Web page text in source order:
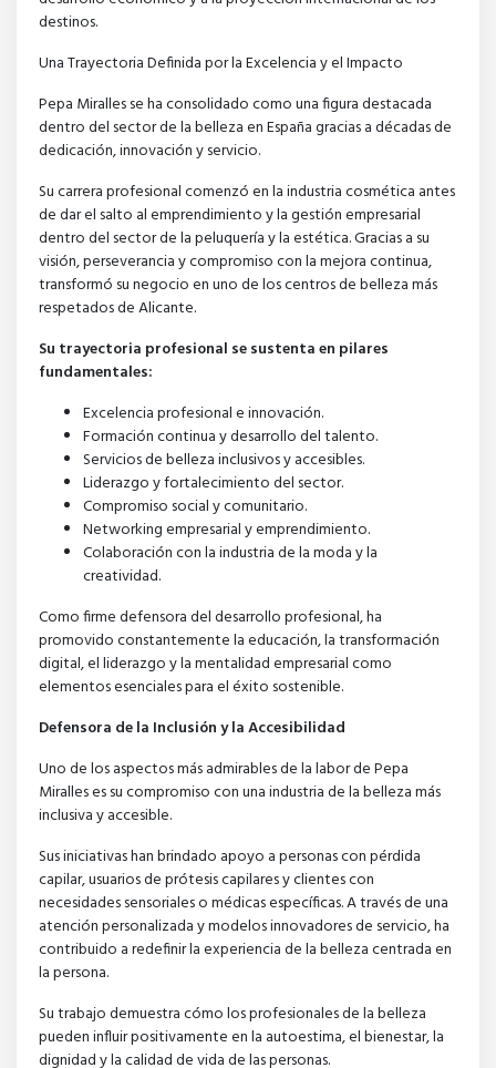
destinos.
Una Trayectoria Definida por la Excelencia y el Impacto
Pepa Miralles se ha consolidado como una figura destacada
dentro del sector de la belleza en España gracias a décadas de
dedicación, innovación y servicio.
Su carrera profesional comenzó en la industria cosmética antes
de dar el salto al emprendimiento y la gestión empresarial
dentro del sector de la peluquería y la estética. Gracias a su
visión, perseverancia y compromiso con la mejora continua,
transformó su negocio en uno de los centros de belleza más
respetados de Alicante.
Su trayectoria profesional se sustenta en pilares
fundamentales:
Excelencia profesional e innovación.
Formación continua y desarrollo del talento.
Servicios de belleza inclusivos y accesibles.
Liderazgo y fortalecimiento del sector.
Compromiso social y comunitario.
Networking empresarial y emprendimiento.
Colaboración con la industria de la moda y la
creatividad.
Como firme defensora del desarrollo profesional, ha
promovido constantemente la educación, la transformación
digital, el liderazgo y la mentalidad empresarial como
elementos esenciales para el éxito sostenible.
Defensora de la Inclusión y la Accesibilidad
Uno de los aspectos más admirables de la labor de Pepa
Miralles es su compromiso con una industria de la belleza más
inclusiva y accesible.
Sus iniciativas han brindado apoyo a personas con pérdida
capilar, usuarios de prótesis capilares y clientes con
necesidades sensoriales o médicas específicas. A través de una
atención personalizada y modelos innovadores de servicio, ha
contribuido a redefinir la experiencia de la belleza centrada en
la persona.
Su trabajo demuestra cómo los profesionales de la belleza
pueden influir positivamente en la autoestima, el bienestar, la
dignidad y la calidad de vida de las personas.